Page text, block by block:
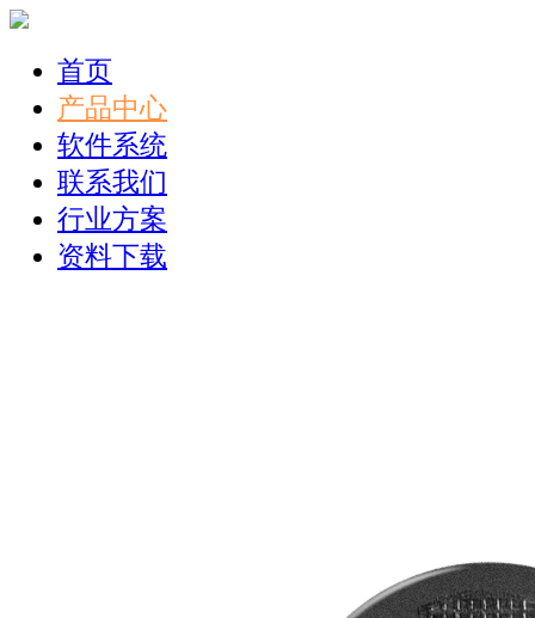
首页
产品中心
软件系统
联系我们
行业方案
资料下载